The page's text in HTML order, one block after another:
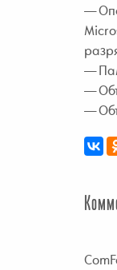
—
—
—
—